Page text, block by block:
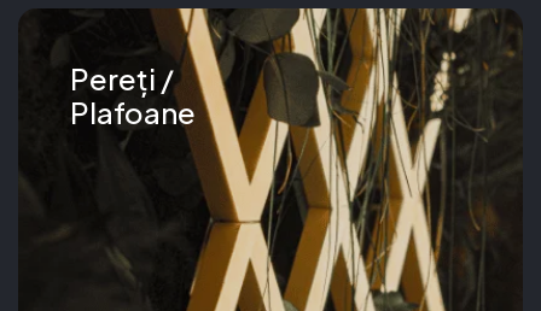
Pereți /
Plafoane